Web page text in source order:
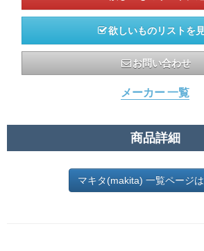
欲しいものリストを
お問い合わせ
メーカー 一覧
商品詳細
マキタ(makita) 一覧ページ